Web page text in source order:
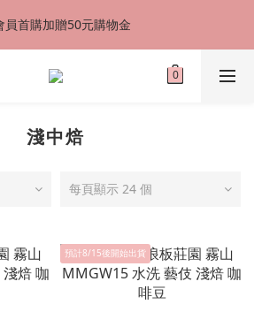
費，立即加入VIP會員享9折優惠，最高享
8折優惠
員首購加贈50元購物金
費，立即加入VIP會員享9折優惠，最高享
8折優惠
淺中焙
每頁顯示 24 個
預計8/15後開始出貨